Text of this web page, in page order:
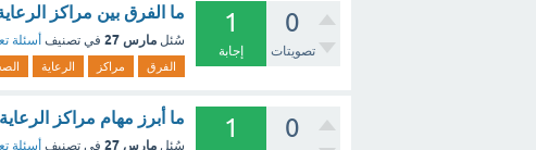
0
تصويتات
1
إجابة
ما الفرق بين مراكز
سُئل مارس 27 في تصنيف أسئلة
الفرق مراكز الرعاية
0
1 ما أبرز مهام مراكز
سُئل مارس 27 في تصنيف أسئلة